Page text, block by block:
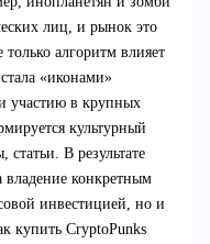
лиц, и рынок это
алгоритм влияет
«иконами»
участию в крупных
культурный
В результате
владение конкретным
инвестицией, но и
купить CryptoPunks